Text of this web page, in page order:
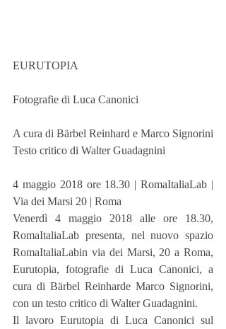
EURUTOPIA
Fotografie di Luca Canonici
A cura di Bärbel Reinhard e Marco Signorini
Testo critico di Walter Guadagnini
4 maggio 2018 ore 18.30 | RomaItaliaLab |
Via dei Marsi 20 | Roma
Venerdì 4 maggio 2018 alle ore 18.30,
RomaItaliaLab presenta, nel nuovo spazio
RomaItaliaLabin via dei Marsi, 20 a Roma,
Eurutopia, fotografie di Luca Canonici, a
cura di Bärbel Reinharde Marco Signorini,
con un testo critico di Walter Guadagnini.
Il lavoro Eurutopia di Luca Canonici sul